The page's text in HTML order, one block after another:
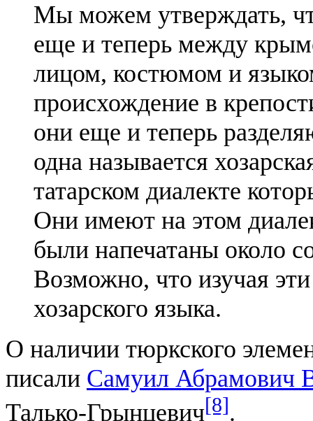
Мы можем утверждать,
еще и теперь между
лицом, костюмом и
происхождение в
они еще и теперь
одна называется
татарском диалекте
Они имеют на этом
были напечатаны около
Возможно, что изучая
хозарского языка.
О наличии тюркского
писали Самуил Абрамович
Талько-Грынцевич[8].